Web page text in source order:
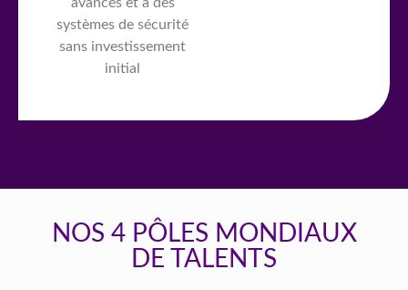
avancés et à des
systèmes de sécurité
sans investissement
initial
NOS 4 PÔLES MONDIAUX
DE TALENTS